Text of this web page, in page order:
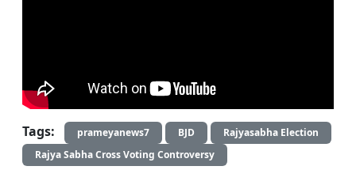
Tags: prameyanews7 BJD
Rajyasabha Election
Rajya Sabha Cross Voting Controversy